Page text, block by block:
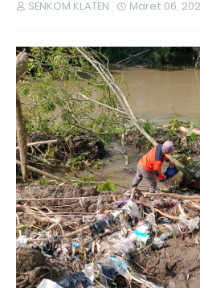
SENKOM KLATEN Maret 06,